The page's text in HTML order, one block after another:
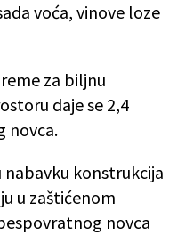
voća, vinove loze
za biljnu
daje se 2,4
novca.
nabavku konstrukcija
u zaštićenom
novca